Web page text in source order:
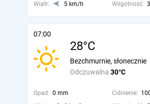
Wiatr:
5 km/h Wilgotność:
07:00
28°C
Odczuwalna 30°C
Bezchmurnie, słonecznie
Opad: 0 mm Ciśnienie: